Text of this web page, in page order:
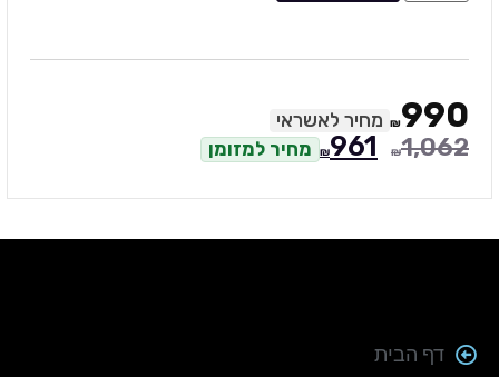
₪990 מחיר לאשראי
₪1,062
₪961 מחיר למזומן
דף הבית